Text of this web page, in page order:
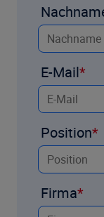
E-Mail
Position
Firma